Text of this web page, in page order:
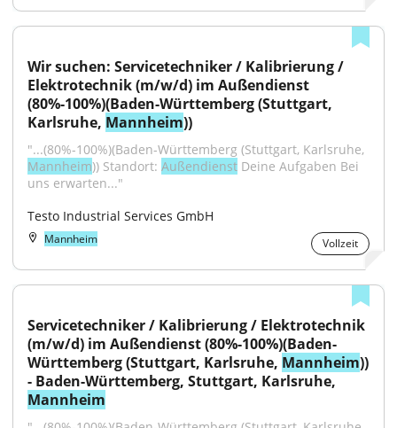
Wir suchen: Servicetechniker / Kalibrierung /
Elektrotechnik (m/w/d) im Außendienst
(80%-100%)(Baden-Württemberg (Stuttgart,
Karlsruhe, Mannheim))
Mannheim)) Standort: Außendienst Deine Aufgaben Bei
uns erwarten..."
Testo Industrial Services GmbH
Mannheim Vollzeit
Servicetechniker / Kalibrierung / Elektrotechnik
(m/w/d) im Außendienst (80%-100%)(Baden-
Württemberg (Stuttgart, Karlsruhe, Mannheim))
Mannheim